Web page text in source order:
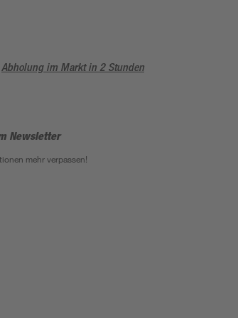
Abholung im Markt in 2 Stunden
Newsletter
mehr verpassen!